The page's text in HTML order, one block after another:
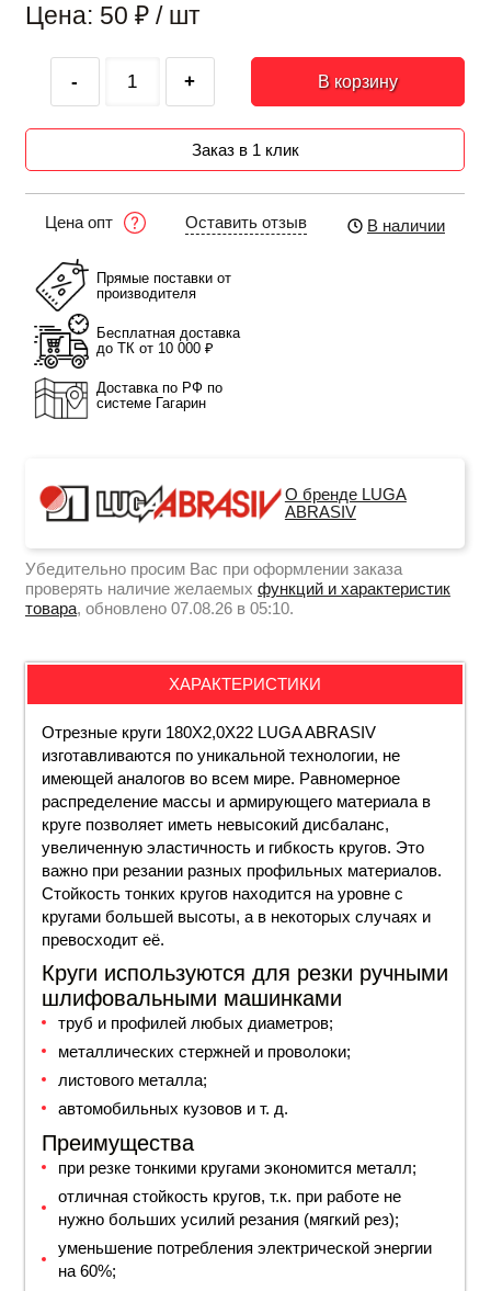
Цена: 50 ₽ / шт
- + В корзину
Заказ в 1 клик
Цена опт Оставить отзыв В наличии
Прямые поставки от
производителя
Бесплатная доставка
до ТК от 10 000 ₽
Доставка по РФ по
системе Гагарин
О бренде LUGA
ABRASIV
Убедительно просим Вас при оформлении заказа
проверять наличие желаемых функций и характеристик
товара, обновлено 07.08.26 в 05:10.
ХАРАКТЕРИСТИКИ
Отрезные круги 180Х2,0Х22 LUGA ABRASIV
изготавливаются по уникальной технологии, не
имеющей аналогов во всем мире. Равномерное
распределение массы и армирующего материала в
круге позволяет иметь невысокий дисбаланс,
увеличенную эластичность и гибкость кругов. Это
важно при резании разных профильных материалов.
Стойкость тонких кругов находится на уровне с
кругами большей высоты, а в некоторых случаях и
превосходит её.
Круги используются для резки ручными
шлифовальными машинками
труб и профилей любых диаметров;
металлических стержней и проволоки;
листового металла;
автомобильных кузовов и т. д.
Преимущества
при резке тонкими кругами экономится металл;
отличная стойкость кругов, т.к. при работе не
нужно больших усилий резания (мягкий рез);
уменьшение потребления электрической энергии
на 60%;